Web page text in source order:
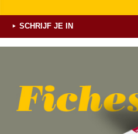
SCHRIJF JE IN